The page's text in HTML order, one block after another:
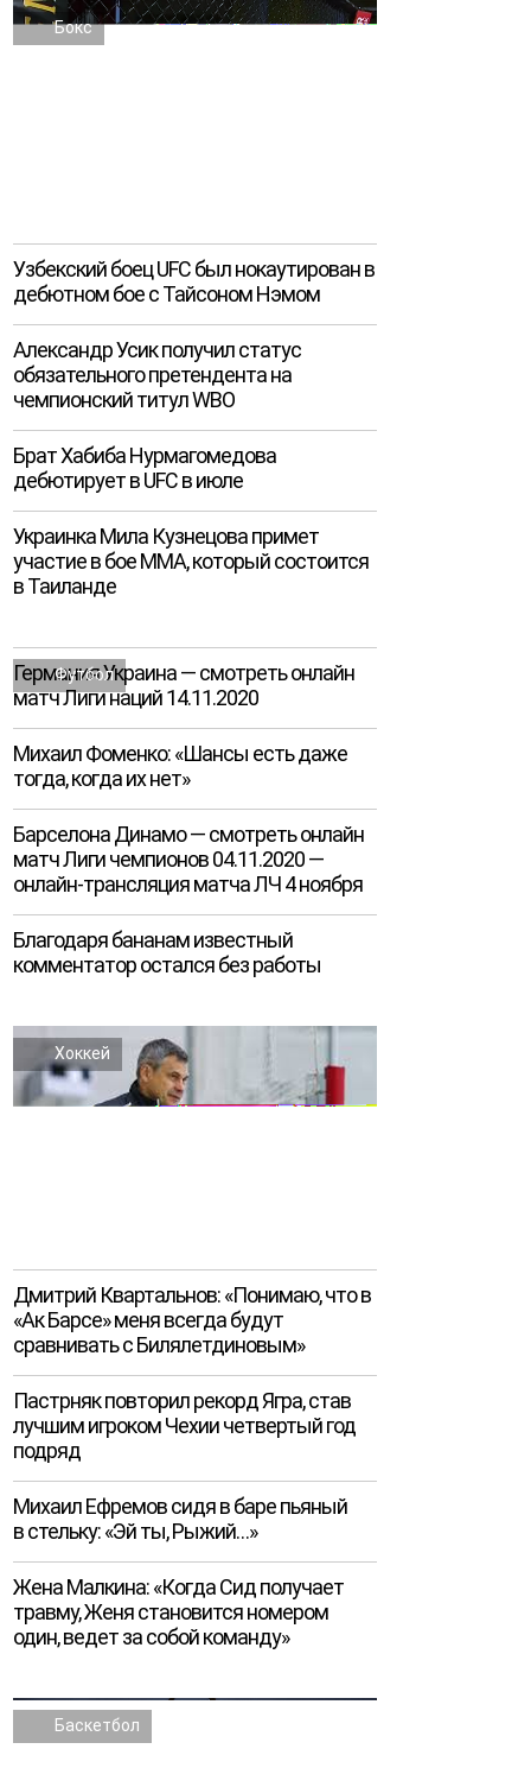
Узбекский боец UFC был нокаутирован в
дебютном бое с Тайсоном Нэмом
Александр Усик получил статус
обязательного претендента на
чемпионский титул WBO
Брат Хабиба Нурмагомедова
дебютирует в UFC в июле
Украинка Мила Кузнецова примет
участие в бое MMA, который состоится
в Таиланде
Бокс
Германия Украина — смотреть онлайн
матч Лиги наций 14.11.2020
Михаил Фоменко: «Шансы есть даже
тогда, когда их нет»
Барселона Динамо — смотреть онлайн
матч Лиги чемпионов 04.11.2020 —
онлайн-трансляция матча ЛЧ 4 ноября
Благодаря бананам известный
комментатор остался без работы
Футбол
Дмитрий Квартальнов: «Понимаю, что в
«Ак Барсе» меня всегда будут
сравнивать с Билялетдиновым»
Пастрняк повторил рекорд Ягра, став
лучшим игроком Чехии четвертый год
подряд
Михаил Ефремов сидя в баре пьяный
в стельку: «Эй ты, Рыжий…»
Жена Малкина: «Когда Сид получает
травму, Женя становится номером
один, ведет за собой команду»
Хоккей
Баскетбол